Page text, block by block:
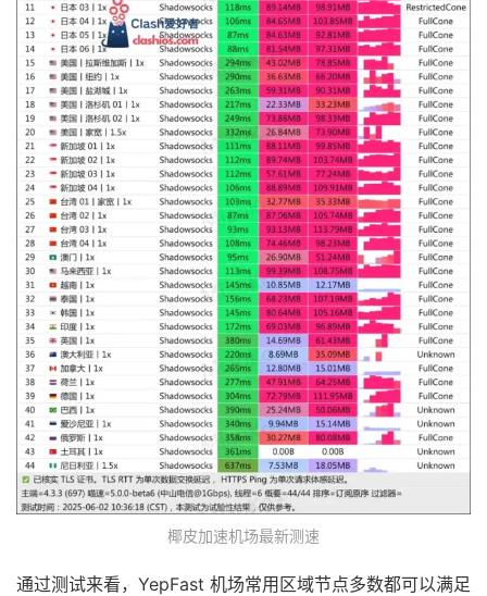
椰皮加速机场最新测速
通过测试来看，YepFast 机场常用区域节点多数都可以满足